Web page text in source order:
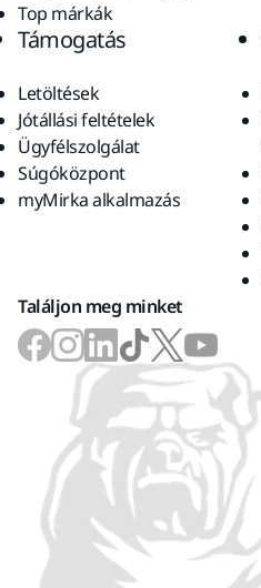
Top márkák
Támogatás
Letöltések
Jótállási feltételek
Ügyfélszolgálat
Súgóközpont
myMirka alkalmazás
Találjon meg minket